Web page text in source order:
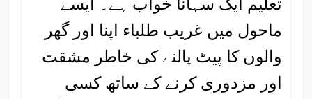
تعلیم ایک سہانا خواب ہے۔ ایسے
ماحول میں غریب طلباء اپنا اور گھر
والوں کا پیٹ پالنے کی خاطر مشقت
اور مزدوری کرنے کے ساتھ کسی